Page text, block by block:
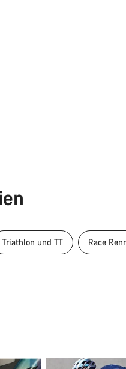
Triathlon und TT Race